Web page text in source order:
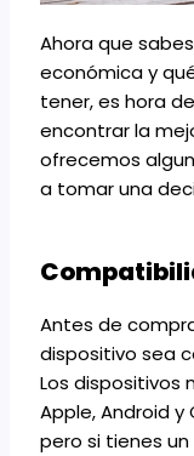
Ahora que
económica y
tener, es hora
encontrar la
ofrecemos
a tomar una
Antes de
dispositivo sea
Los dispositivos
Apple, Android
pero si tienes